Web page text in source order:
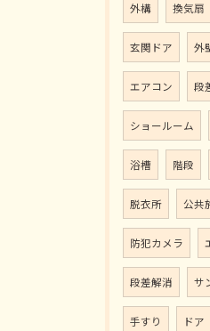
外構 換気扇
玄関ドア 外
エアコン 段
ショールーム
浴槽 階段
脱衣所 公共
防犯カメラ
段差解消 サ
手すり ドア